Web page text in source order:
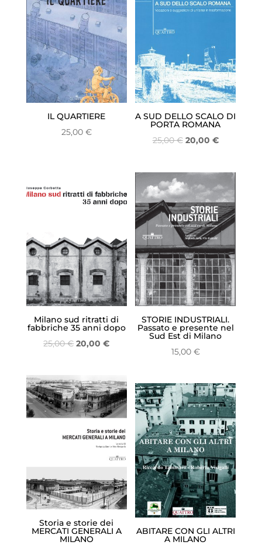
IL QUARTIERE
25,00 €
A SUD DELLO SCALO DI
PORTA ROMANA
25,00€ Il
originale
era:
25,00 €.
20,00 €Il
attuale
è:
20,00 €.
Milano sud ritratti di
fabbriche 35 anni dopo
25,00€ Il
era:
25,00 €.
20,00€Il
è:
20,00 €.
STORIE INDUSTRIALI.
Passato e presente nel
Sud Est di Milano
15,00 €
Storia e storie dei
MERCATI GENERALI A
MILANO
ABITARE CON GLI ALTRI
A MILANO